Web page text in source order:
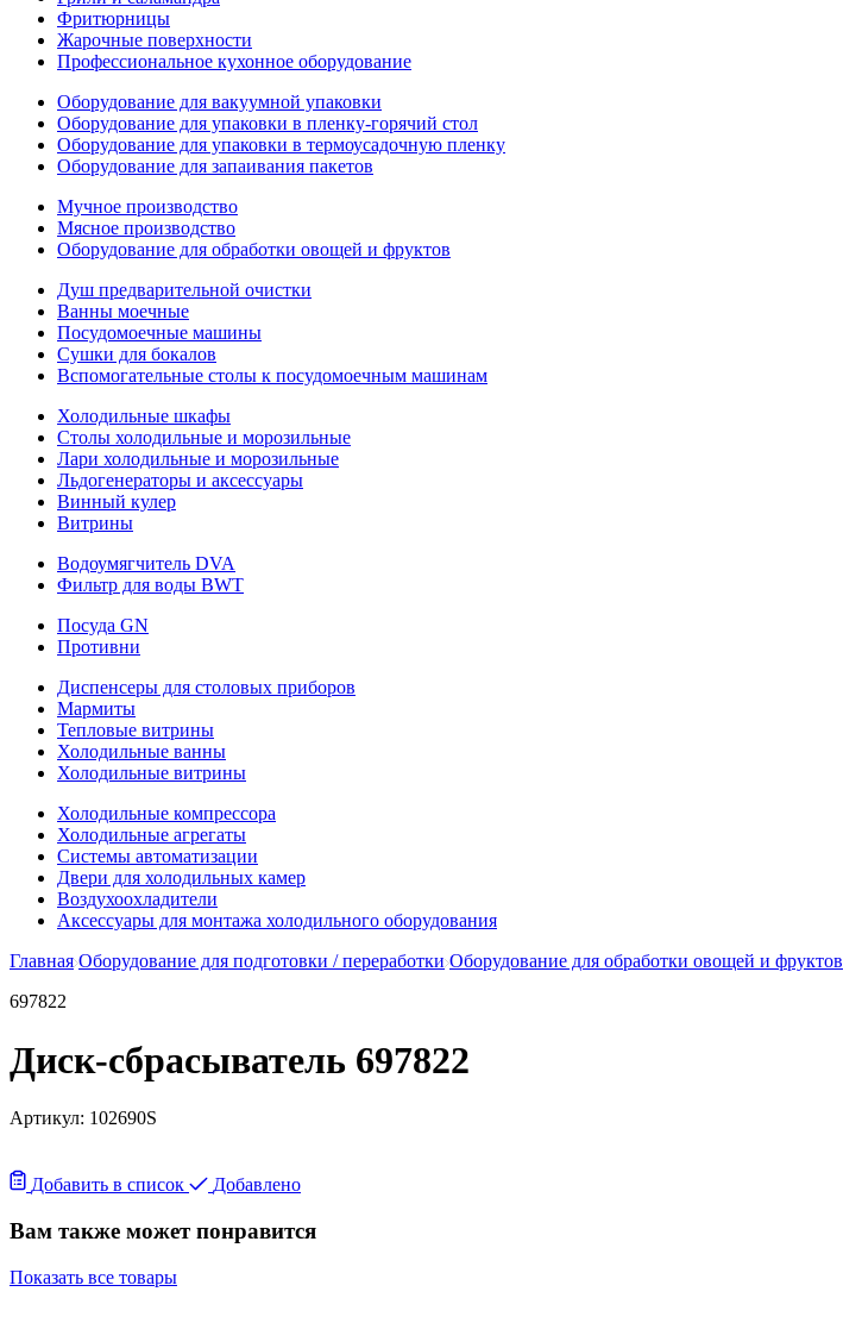
Фритюрницы
Жарочные поверхности
Профессиональное кухонное оборудование
Оборудование для вакуумной упаковки
Оборудование для упаковки в пленку-горячий стол
Оборудование для упаковки в термоусадочную пленку
Оборудование для запаивания пакетов
Мучное производство
Мясное производство
Оборудование для обработки овощей и фруктов
Душ предварительной очистки
Ванны моечные
Посудомоечные машины
Сушки для бокалов
Вспомогательные столы к посудомоечным машинам
Холодильные шкафы
Столы холодильные и морозильные
Лари холодильные и морозильные
Льдогенераторы и аксессуары
Винный кулер
Витрины
Водоумягчитель DVA
Фильтр для воды BWT
Посуда GN
Противни
Диспенсеры для столовых приборов
Мармиты
Тепловые витрины
Холодильные ванны
Холодильные витрины
Холодильные компрессора
Холодильные агрегаты
Системы автоматизации
Двери для холодильных камер
Воздухоохладители
Аксессуары для монтажа холодильного оборудования
Главная Оборудование для подготовки / переработки Оборудование для обработки овощей и фруктов
697822
Диск-сбрасыватель 697822
Артикул: 102690S
Добавить в список Добавлено
Вам также может понравится
Показать все товары